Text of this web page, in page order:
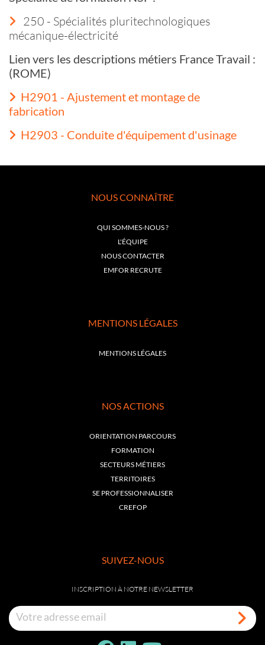
250 - Spécialités pluritechnologiques
mécanique-électricité
Lien vers les descriptions métiers France Travail :
(ROME)
H2901 - Ajustement et montage de
fabrication
H2903 - Conduite d'équipement d'usinage
NOUS CONNAÎTRE
QUI SOMMES-NOUS ?
L'ÉQUIPE
NOUS CONTACTER
EMFOR RECRUTE
MENTIONS LÉGALES
MENTIONS LÉGALES
NOS ACTIONS
ORIENTATION PARCOURS
FORMATION
SECTEURS MÉTIERS
TERRITOIRES
SE PROFESSIONNALISER
CREFOP
SUIVEZ-NOUS
INSCRIPTION À NOTRE NEWSLETTER